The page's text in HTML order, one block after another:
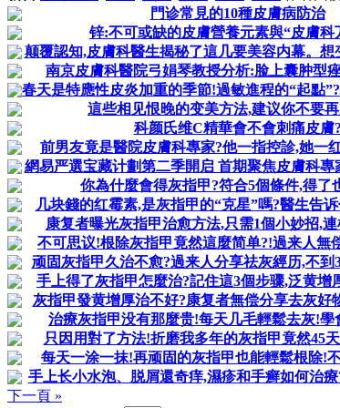
門诊常見的10種皮膚病防治
锌:不可或缺的皮膚營養元素與“皮膚科
颠覆認知,皮膚科醫生揭秘了這几要美容内幕。想
南京皮膚科醫院弓娟琴教授分析:脸上囊肿型
春天是特應性皮炎加重的季節!過敏進程的“起點
這些相见恨晚的变美方法,建议你不要
科颜氏维C精華會不會刺痛皮膚?
前男友竟是醫院皮膚科專家?他一指控診,她一
網易严選宝藏计劃第二季開启 首期聚焦皮膚科專
你為什麼會得灰指甲?符合5個條件,得了
几块錢的红霉素,是灰指甲的“克星”嗎?醫生告
康复者曝光灰指甲治愈方法,只需1個小妙招,
不可思议!根除灰指甲竟然這麼简单?!過来人無
顽固灰指甲久治不愈?過来人分享祛灰經历,不到
手上得了灰指甲怎麼治?記住這3個步骤,泛黄增
灰指甲發黄增厚治不好?康复者無偿分享去灰好
治療灰指甲没有那麼贵!每天几毛輕鬆去灰!學
只因用對了方法!折磨我多年的灰指甲竟然45
每天一涂一抹!再顽固的灰指甲也能輕鬆根除!
手上长小水泡、脱屑還奇痒,濕疹和手癣如何治
下一頁 »